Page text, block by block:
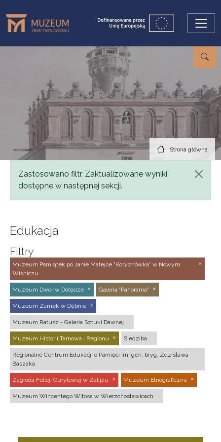
Strona główna
Komunikat
Zastosowano filtr. Zaktualizowane wyniki
dostępne w następnej sekcji.
Edukacja
Filtry
Muzeum Pamiątek po Janie Matejce "Koryznówka" w Nowym
Wiśniczu
Muzeum Dwór w Dołędze Galeria "Panorama"
Muzeum Zamek w Dębnie
Muzeum Ratusz - Galeria Sztuki Dawnej
Muzeum Historii Tarnowa i Regionu Siedziba
Regionalne Centrum Edukacji o Pamięci im. gen. bryg. Zdzisława
Baszaka
Zagroda Felicji Curyłowej w Zalipiu Muzeum Etnograficzne
Muzeum Wincentego Witosa w Wierzchosławicach